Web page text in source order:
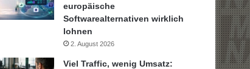
europäische
Softwarealternativen wirklich
lohnen
2. August 2026
Viel Traffic, wenig Umsatz: